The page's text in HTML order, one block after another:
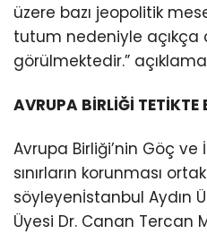
üzere bazı jeopolitik
tutum nedeniyle açıkça
görülmektedir.”
AVRUPA BİRLİĞİ TETİKTE
Avrupa Birliği’nin Göç ve
sınırların korunması
söyleyenİstanbul Aydın
Üyesi Dr. Canan Tercan